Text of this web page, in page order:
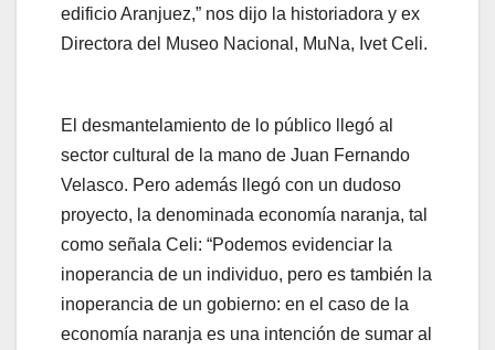
edificio Aranjuez,” nos dijo la historiadora y ex
Directora del Museo Nacional, MuNa, Ivet Celi.
El desmantelamiento de lo público llegó al
sector cultural de la mano de Juan Fernando
Velasco. Pero además llegó con un dudoso
proyecto, la denominada economía naranja, tal
como señala Celi: “Podemos evidenciar la
inoperancia de un individuo, pero es también la
inoperancia de un gobierno: en el caso de la
economía naranja es una intención de sumar al